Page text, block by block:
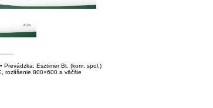
Prevádzka: Esztimer Bt. (kom. spol.)
rozlíšenie 800×600 a väčšie